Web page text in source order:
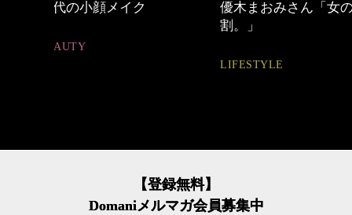
優木まおみさん「女の時間
心地よくいられる
とは
FASHION
【登録無料】
Domaniメルマガ会員募集中